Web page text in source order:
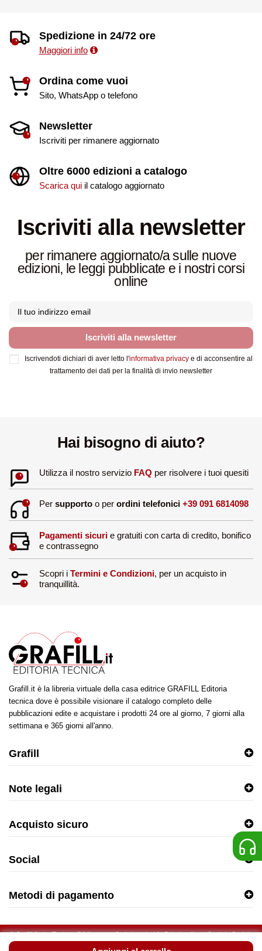
Spedizione in 24/72 ore
Maggiori info
Ordina come vuoi
Sito, WhatsApp o telefono
Newsletter
Iscriviti per rimanere aggiornato
Oltre 6000 edizioni a catalogo
Scarica quiil catalogo aggiornato
Iscriviti alla newsletter
per rimanere aggiornato/a sulle nuove
edizioni, le leggi pubblicate e i nostri corsi
online
Iscriviti alla newsletter
Iscrivendoti dichiari di aver letto l'informativa privacy e di acconsentire al
trattamento dei dati per la finalità di invio newsletter
Hai bisogno di aiuto?
Utilizza il nostro servizio FAQ per risolvere i tuoi quesiti
Per supportoo per ordini telefonici +39 091 6814098
Pagamenti sicurie gratuiti con carta di credito, bonifico
e contrassegno
Scopri i Termini e Condizioni, per un acquisto in
tranquillità.
Grafill.it è la libreria virtuale della casa editrice GRAFILL Editoria
tecnica dove è possibile visionare il catalogo completo delle
pubblicazioni edite e acquistare i prodotti 24 ore al giorno, 7 giorni alla
settimana e 365 giorni all'anno.
Grafill
Note legali
Acquisto sicuro
Social
Metodi di pagamento
© Grafill S.r.l. - Tutti
i diritti riservati
P.IVA
04811900820
Sede Legale: Via Principe di
Palagonia, 87/91 - 90145 Palermo
Capitale Sociale
€ 96.900,00